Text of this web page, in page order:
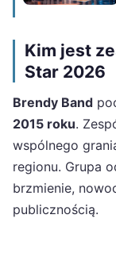
Kim jest
Star 2026
Brendy Band
2015 roku.
wspólnego
regionu. Grupa
brzmienie,
publicznością.